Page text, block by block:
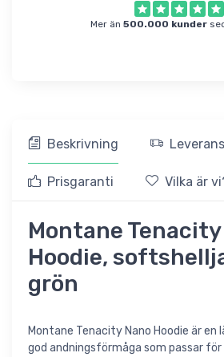
Mer än 500.000 kunder
Beskrivning
Prisgaranti Vilka är
Montane Tenacity
Hoodie,
grön
Montane Tenacity Nano Hoodie är
god andningsförmåga som passar